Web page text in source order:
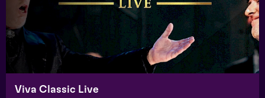
Viva Classic Live